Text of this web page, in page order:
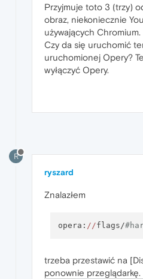
Przyjmuje toto 3 (trzy)
obraz, niekoniecznie
używających Chromium.
Czy da się uruchomić
uruchomionej Opery?
wyłączyć Opery.
R
ryszard
Znalazłem
opera: //flags/
trzeba przestawić na
ponownie przeglądarkę.